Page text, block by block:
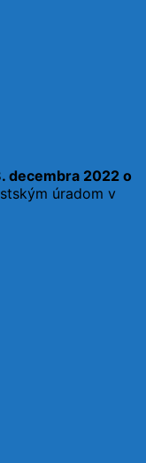
decembra 2022 o
úradom v